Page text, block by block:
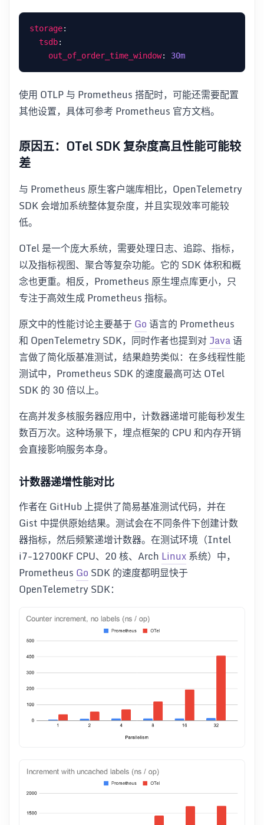
storage
tsdb
out_of_order_time_window: 30m
使用 OTLP 与 Prometheus 搭配时，可能还需要配置
其他设置，具体可参考 Prometheus 官方文档。
原因五：OTel SDK 复杂度高且性能可能较
差
与 Prometheus 原生客户端库相比，OpenTelemetry
SDK 会增加系统整体复杂度，并且实现效率可能较
低。
OTel 是一个庞大系统，需要处理日志、追踪、指标，
以及指标视图、聚合等复杂功能。它的 SDK 体积和概
念也更重。相反，Prometheus 原生埋点库更小，只
专注于高效生成 Prometheus 指标。
原文中的性能讨论主要基于Go语言的 Prometheus
和 OpenTelemetry SDK，同时作者也提到对Java语
言做了简化版基准测试，结果趋势类似：在多线程性能
测试中，Prometheus SDK 的速度最高可达 OTel
SDK 的 30 倍以上。
在高并发多核服务器应用中，计数器递增可能每秒发生
数百万次。这种场景下，埋点框架的 CPU 和内存开销
会直接影响服务本身。
计数器递增性能对比
作者在 GitHub 上提供了简易基准测试代码，并在
Gist 中提供原始结果。测试会在不同条件下创建计数
器指标，然后频繁递增计数器。在测试环境（Intel
i7-12700KF CPU、20 核、Arch Linux系统）中，
Prometheus Go SDK 的速度都明显快于
OpenTelemetry SDK：